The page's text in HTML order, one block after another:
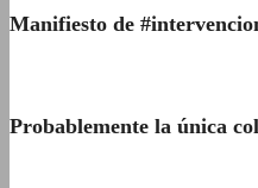
Manifiesto de
Probablemente la única